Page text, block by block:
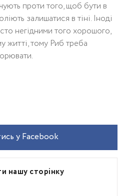
проти того, щоб бути в
залишатися в тіні. Іноді
негідними того хорошого,
житті, тому Риб треба
нашу сторінку
у Facebook